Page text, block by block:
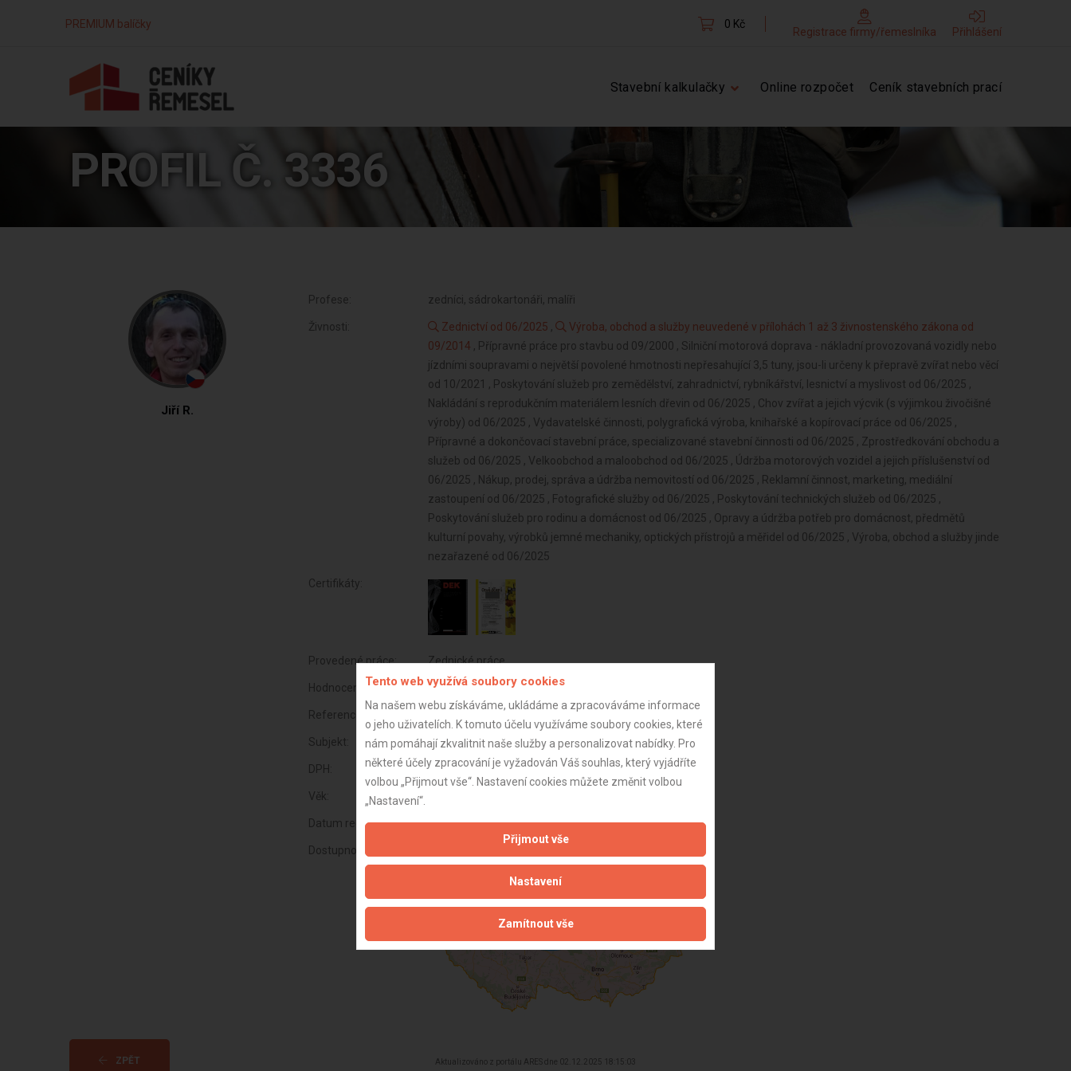
PREMIUM balíčky 0 Kč
Registrace firmy/řemeslníka Přihlášení
Stavební kalkulačky Online rozpočet Ceník stavebních prací
PROFIL Č. 3336
Jiří R.
Profese: zedníci, sádrokartonáři, malíři
Živnosti: Zednictví od 06/2025 ,
Výroba, obchod a služby neuvedené v přílohách 1 až 3 živnostenského zákona od
09/2014 , Přípravné práce pro stavbu od 09/2000 , Silniční motorová doprava - nákladní provozovaná vozidly nebo
jízdními soupravami o největší povolené hmotnosti nepřesahující 3,5 tuny, jsou-li určeny k přepravě zvířat nebo věcí
od 10/2021 , Poskytování služeb pro zemědělství, zahradnictví, rybníkářství, lesnictví a myslivost od 06/2025 ,
Nakládání s reprodukčním materiálem lesních dřevin od 06/2025 , Chov zvířat a jejich výcvik (s výjimkou živočišné
výroby) od 06/2025 , Vydavatelské činnosti, polygrafická výroba, knihařské a kopírovací práce od 06/2025 ,
Přípravné a dokončovací stavební práce, specializované stavební činnosti od 06/2025 , Zprostředkování obchodu a
služeb od 06/2025 , Velkoobchod a maloobchod od 06/2025 , Údržba motorových vozidel a jejich příslušenství od
06/2025 , Nákup, prodej, správa a údržba nemovitostí od 06/2025 , Reklamní činnost, marketing, mediální
zastoupení od 06/2025 , Fotografické služby od 06/2025 , Poskytování technických služeb od 06/2025 ,
Poskytování služeb pro rodinu a domácnost od 06/2025 , Opravy a údržba potřeb pro domácnost, předmětů
kulturní povahy, výrobků jemné mechaniky, optických přístrojů a měřidel od 06/2025 , Výroba, obchod a služby jinde
nezařazené od 06/2025
Certifikáty:
Provedené práce: Zednické práce
Hodnocení: (2/5)
Reference: zobrazit reference (1)
Subjekt: OSVČ
DPH: Neplátce
Věk:
Datum registrace: 26.10.2020
Dostupnost:
ZPĚT Aktualizováno z portálu ARES dne 02.12.2025 18:15:03
Tento web využívá soubory cookies
Na našem webu získáváme, ukládáme a zpracováváme informace
o jeho uživatelích. K tomuto účelu využíváme soubory cookies, které
nám pomáhají zkvalitnit naše služby a personalizovat nabídky. Pro
některé účely zpracování je vyžadován Váš souhlas, který vyjádříte
volbou „Přijmout vše“. Nastavení cookies můžete změnit volbou
„Nastavení“.
Přijmout vše
Nastavení
Zamítnout vše